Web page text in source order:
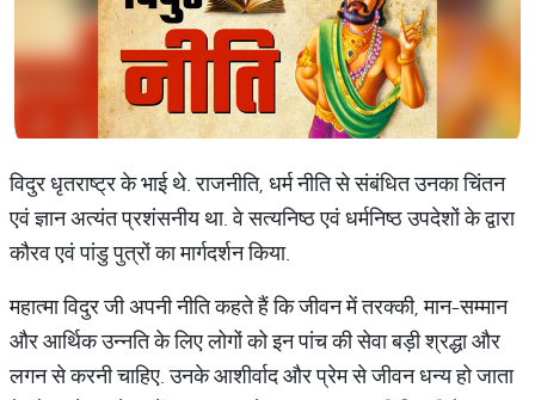
विदुर धृतराष्ट्र के भाई थे. राजनीति, धर्म नीति से संबंधित उनका चिंतन
एवं ज्ञान अत्यंत प्रशंसनीय था. वे सत्यनिष्ठ एवं धर्मनिष्ठ उपदेशों के द्वारा
कौरव एवं पांडु पुत्रों का मार्गदर्शन किया.
महात्मा विदुर जी अपनी नीति कहते हैं कि जीवन में तरक्की, मान-सम्मान
और आर्थिक उन्नति के लिए लोगों को इन पांच की सेवा बड़ी श्रद्धा और
लगन से करनी चाहिए. उनके आशीर्वाद और प्रेम से जीवन धन्य हो जाता